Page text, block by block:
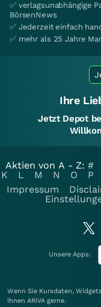
✅ verlagsunabhängige
BörsenNews
✅ Jederzeit einfach
✅ mehr als 25 Jahre
Ihre
Jetzt Depot
Aktien von A - Z: #
K
L M N O P
Impressum
Unsere Apps:
Wenn Sie Kursdaten,
Ihnen ARIVA gerne.